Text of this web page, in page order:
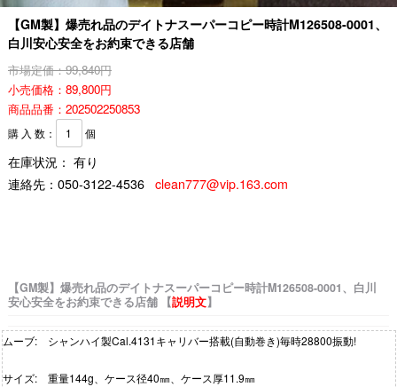
【GM製】爆売れ品のデイトナスーパーコピー時計M126508-0001、
白川安心安全をお約束できる店舗
市場定価：99,840円
小売価格：89,800円
商品品番：202502250853
購 入 数： 個
在庫状況： 有り
連絡先： 050-3122-4536 clean777@vip.163.com
【GM製】爆売れ品のデイトナスーパーコピー時計M126508-0001、白川
安心安全をお約束できる店舗 【説明文】
ムーブ: シャンハイ製Cal.4131キャリバー搭載(自動巻き)毎時28800振動!
サイズ: 重量144g、ケース径40㎜、ケース厚11.9㎜